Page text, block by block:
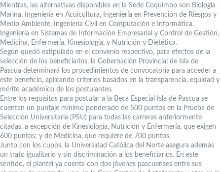
Mientras, las alternativas disponibles en la Sede Coquimbo son Biología
Marina, Ingeniería en Acuicultura, Ingeniería en Prevención de Riesgos y
Medio Ambiente, Ingeniería Civil en Computación e Informática,
Ingeniería en Sistemas de Información Empresarial y Control de Gestión,
Medicina, Enfermería, Kinesiología, y Nutrición y Dietética.
Según quedó estipulado en el convenio respectivo, para efectos de la
selección de los beneficiarios, la Gobernación Provincial de Isla de
Pascua determinará los procedimientos de convocatoria para acceder a
este beneficio, aplicando criterios basados en la transparencia, equidad y
mérito académico de los postulantes.
Entre los requisitos para postular a la Beca Especial Isla de Pascua se
cuentan un puntaje mínimo ponderado de 500 puntos en la Prueba de
Selección Universitaria (PSU) para todas las carreras anteriormente
citadas, a excepción de Kinesiología, Nutrición y Enfermería, que exigen
600 puntos; y de Medicina, que requiere de 700 puntos.
Junto con los cupos, la Universidad Católica del Norte asegura además
un trato igualitario y sin discriminación a los beneficiarios. En este
sentido, el plantel ya cuenta con dos jóvenes pascuenses entre sus